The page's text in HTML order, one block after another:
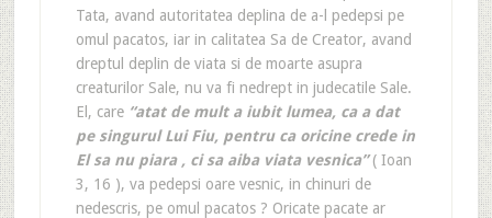
Tata, avand autoritatea deplina de a-l pedepsi pe
omul pacatos, iar in calitatea Sa de Creator, avand
dreptul deplin de viata si de moarte asupra
creaturilor Sale, nu va fi nedrept in judecatile Sale.
El, care “atat de mult a iubit lumea, ca a dat
pe singurul Lui Fiu, pentru ca oricine crede in
El sa nu piara , ci sa aiba viata vesnica”( Ioan
3, 16 ), va pedepsi oare vesnic, in chinuri de
nedescris, pe omul pacatos ? Oricate pacate ar